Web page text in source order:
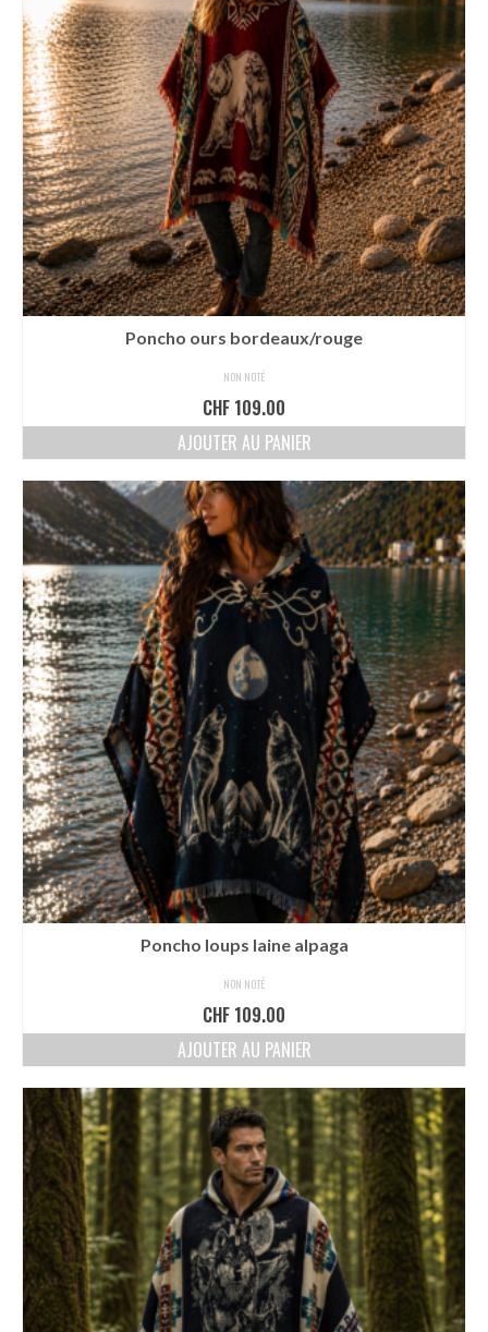
Poncho ours bordeaux/rouge
NON NOTÉ
CHF 109.00
AJOUTER AU PANIER
Poncho loups laine alpaga
NON NOTÉ
CHF 109.00
AJOUTER AU PANIER